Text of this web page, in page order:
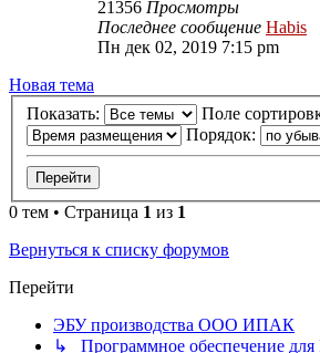
21356 Просмотры
Последнее сообщение Habis
Пн дек 02, 2019 7:15 pm
Новая тема
Показать:
Поле
Порядок:
0 тем • Страница 1 из 1
Вернуться к списку форумов
Перейти
ЭБУ производства ООО ИПАК
↳ Программное обеспечение для